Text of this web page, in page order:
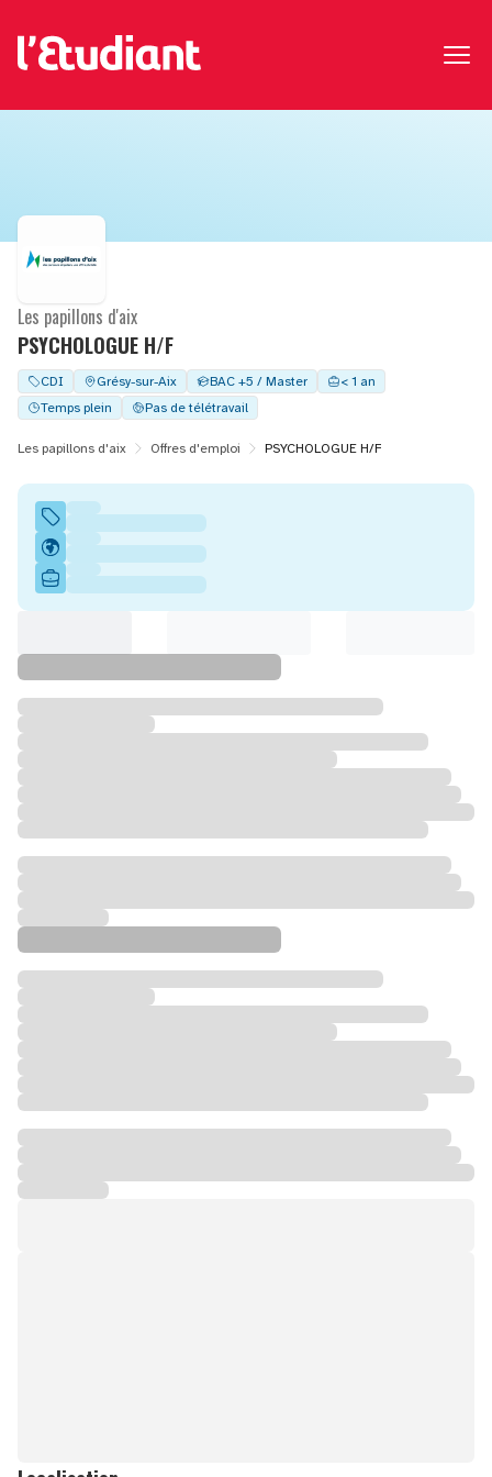
PSYCHOLOGUE H/F
Les papillons d'aix
CDI Grésy-sur-Aix BAC +5 / Master
< 1 an
Temps plein
Pas de télétravail
Les papillons d'aix Offres d'emploi PSYCHOLOGUE H/F